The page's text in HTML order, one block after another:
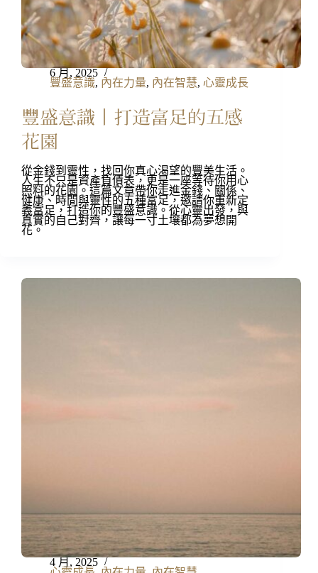
6 月, 2025
豐盛意識, 內在力量, 內在智慧, 心靈成長
豐盛意識丨打造富足的五感
花園
從金錢到靈性，找回你真心渴望的豐美生活。​
人生不只是資產負債表，更是一座等待你用心
照料的花園。這篇文章帶你走進金錢、關係、
健康、時間與靈性的五種富足，邀請你重新定
義富足，打造你的豐盛意識。從心靈出發，與
真實的自己對齊，讓每一寸土壤都為夢想開
花。
4 月, 2025